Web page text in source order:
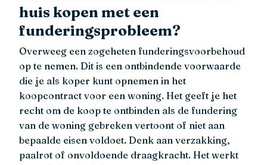
huis kopen met een
funderingsprobleem?
Overweeg een zogeheten funderingsvoorbehoud
op te nemen. Dit is een ontbindende voorwaarde
die je als koper kunt opnemen in het
koopcontract voor een woning. Het geeft je het
recht om de koop te ontbinden als de fundering
van de woning gebreken vertoont of niet aan
bepaalde eisen voldoet. Denk aan verzakking,
paalrot of onvoldoende draagkracht. Het werkt